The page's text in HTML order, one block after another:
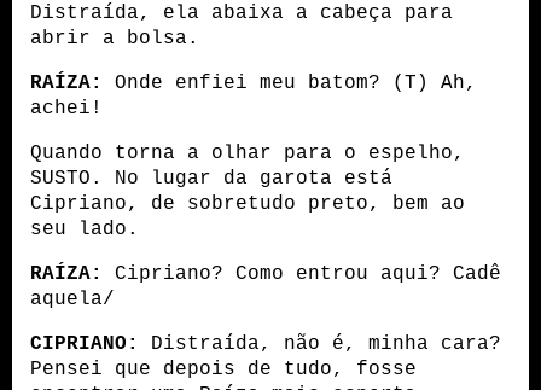
Distraída, ela abaixa a cabeça para
abrir a bolsa.
RAÍZA:
Onde enfiei meu batom? (T) Ah,
achei!
Quando torna a olhar para o espelho,
SUSTO. No lugar da garota está
Cipriano, de sobretudo preto, bem ao
seu lado.
RAÍZA:
Cipriano? Como entrou aqui? Cadê
aquela/
CIPRIANO:
Distraída, não é, minha cara?
Pensei que depois de tudo, fosse